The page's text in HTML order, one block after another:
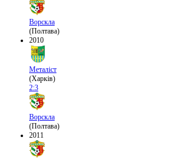
Ворскла
(Полтава)
2010
Металіст
(Харків)
2:3
Ворскла
(Полтава)
2011